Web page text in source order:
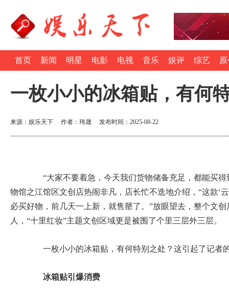
首页 新闻 明星 电影 电视 音乐 娱评 综艺
一枚小小的冰箱贴，有何
来源：娱乐天下 作者：玮晟 发布时间：2025-08-22
“大家不要着急，今天我们货物储备充足，都能买得
物馆之江馆区文创店热闹非凡，店长忙不迭地介绍，“这款‘
必买好物，前几天一上新，就售罄了。”放眼望去，整个文
人，“十里红妆”主题文创区域更是被围了个里三层外三层。
一枚小小的冰箱贴，有何特别之处？这引起了记者
冰箱贴引爆消费